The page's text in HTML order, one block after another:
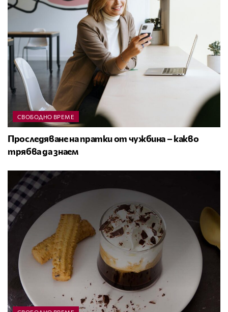
СВОБОДНО ВРЕМЕ
Проследяване на пратки от чужбина – какво
трябва да знаем